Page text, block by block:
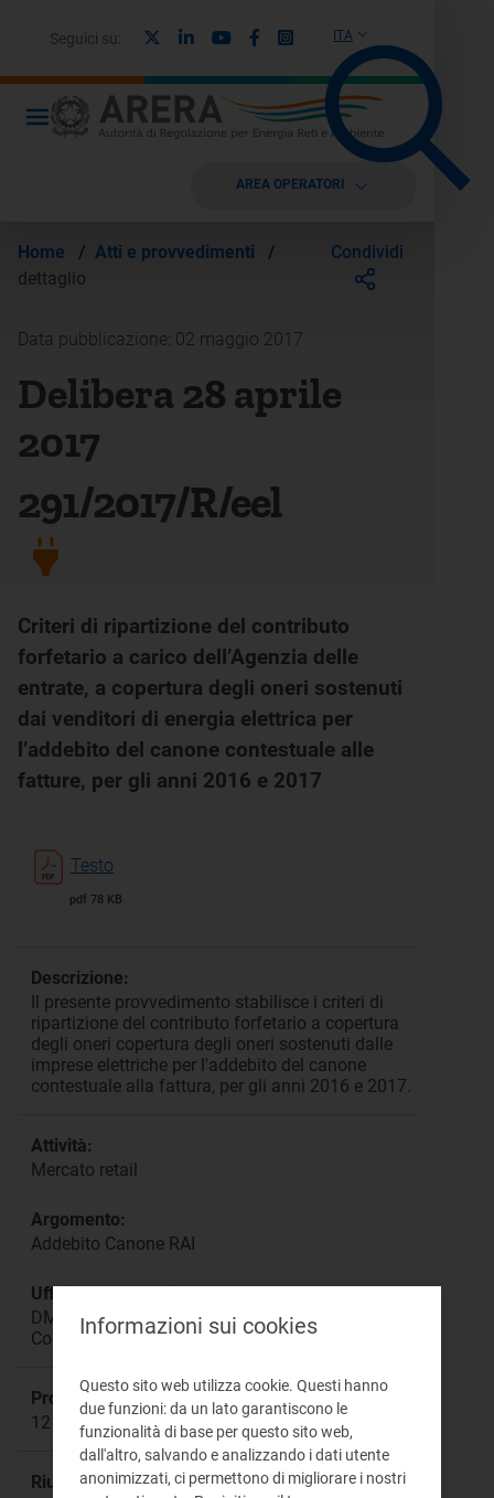
ITA
Seguici su: LinkedinYoutubeFacebook
Instagram
AREA OPERATORI
Home / Atti e provvedimenti
/
dettaglio
Condividi
Data pubblicazione: 02 maggio 2017
Delibera 28 aprile
2017
291/2017/R/eel
Criteri di ripartizione del contributo
forfetario a carico dell’Agenzia delle
entrate, a copertura degli oneri sostenuti
dai venditori di energia elettrica per
l’addebito del canone contestuale alle
fatture, per gli anni 2016 e 2017
Testo
pdf 78 KB
Descrizione:
Il presente provvedimento stabilisce i criteri di
ripartizione del contributo forfetario a copertura
degli oneri copertura degli oneri sostenuti dalle
imprese elettriche per l'addebito del canone
contestuale alla fattura, per gli anni 2016 e 2017.
Attività:
Mercato retail
Argomento:
Addebito Canone RAI
Ufficio responsabile:
DMRT Direzione Mercati Retail e Tutele dei
Consumatori di Energia
Procedimento:
121/2016/I/eel
Riunione:
Informazioni sui cookies
Questo sito web utilizza cookie. Questi hanno
due funzioni: da un lato garantiscono le
funzionalità di base per questo sito web,
dall'altro, salvando e analizzando i dati utente
anonimizzati, ci permettono di migliorare i nostri